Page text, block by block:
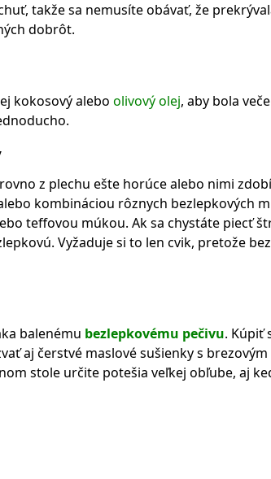
takže sa nemusíte obávať, že
dobrôt.
kokosový alebo olivový olej, aby bola
z plechu ešte horúce alebo nimi
kombináciou rôznych bezlepkových
teffovou múkou. Ak sa chystáte piecť
Vyžaduje si to len cvik, pretože
balenému bezlepkovému pečivu. Kúpiť
aj čerstvé maslové sušienky s
stole určite potešia veľkej obľube, aj